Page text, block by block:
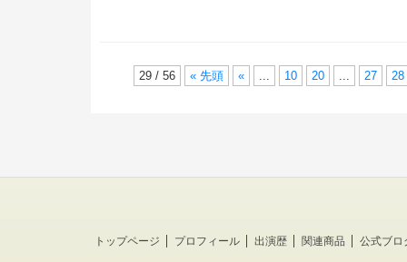
29 / 56 « 先頭 « ... 10 20 ... 27 28
トップページ プロフィール 出演歴 関連商品 公式ブロ